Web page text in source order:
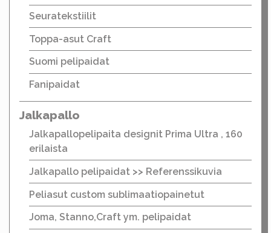
Seuratekstiilit
Toppa-asut Craft
Suomi pelipaidat
Fanipaidat
Jalkapallo
Jalkapallopelipaita designit Prima Ultra , 160
erilaista
Jalkapallo pelipaidat >> Referenssikuvia
Peliasut custom sublimaatiopainetut
Joma, Stanno,Craft ym. pelipaidat